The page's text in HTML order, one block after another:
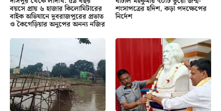
বয়সে প্রায় ৬ হাজার কিলোমিটারের
বাইক অভিযানে দুবরাজপুরের প্রভাত
ও কৈগেড়িয়ার অনুপের অনন্য নজির
শংসাপত্রের হদিশ, কড়া পদক্ষেপের
নির্দেশ